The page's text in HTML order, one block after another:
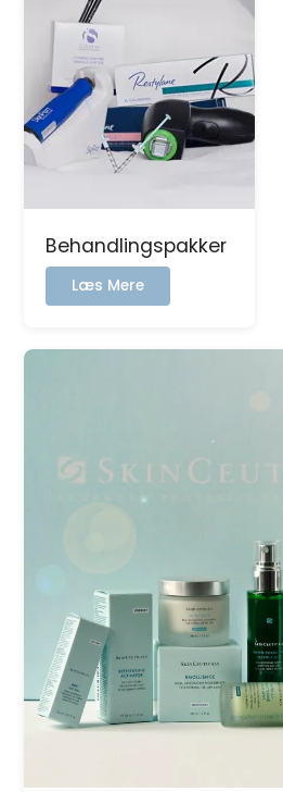
Behandlingspakker
Læs Mere:
Behandlingspakker